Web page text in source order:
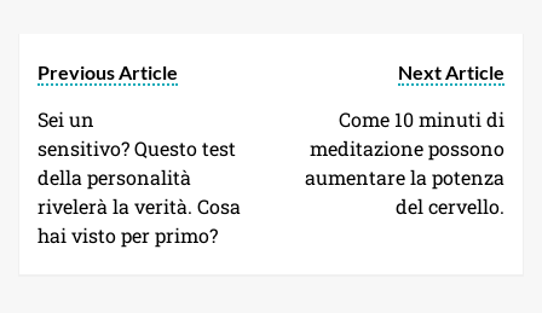
Previous Article
Sei un
sensitivo? Questo test
della personalità
rivelerà la verità. Cosa
hai visto per primo?
Next Article
Come 10 minuti di
meditazione possono
aumentare la potenza
del cervello.